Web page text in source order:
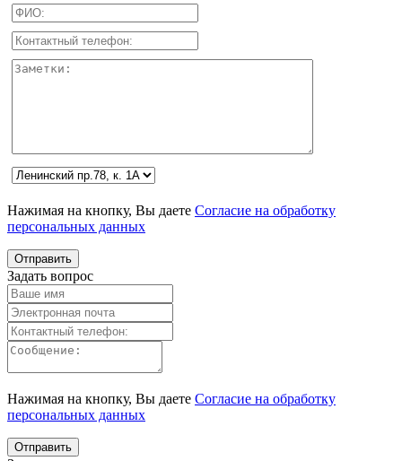
Нажимая на кнопку, Вы даете Согласие на обработку
персональных данных
Задать вопрос
Нажимая на кнопку, Вы даете Согласие на обработку
персональных данных